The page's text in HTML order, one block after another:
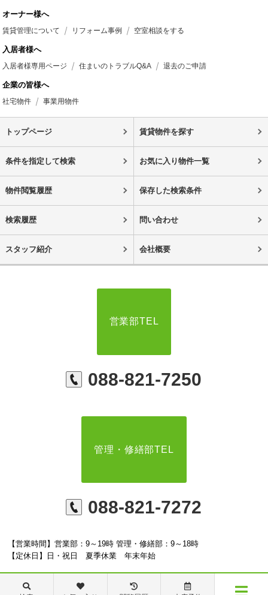
オーナー様へ
賃貸管理について リフォーム事例 空室相談をする
入居者様へ
入居者様専用ページ 住まいのトラブルQ&A 退去のご申請
企業の皆様へ
社宅物件 事業用物件
トップページ 賃貸物件を探す
条件を指定して検索 お気に入り物件一覧
物件閲覧履歴 保存した検索条件
検索履歴 問い合わせ
スタッフ紹介 会社概要
営業部TEL
088-821-7250
管理・修繕部TEL
088-821-7272
【営業時間】営業部：9～19時 管理・修繕部：9～18時
【定休日】日・祝日 夏季休業 年末年始